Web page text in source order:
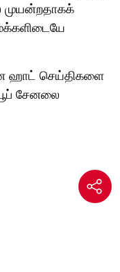
முயன்றதாகக்
ஹாட் செய்திகளை
சேனலை